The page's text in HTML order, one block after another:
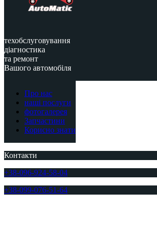
техобслуговування
діагностика
та ремонт
Вашого автомобіля
Про нас
наші послуги
фотогалерея
Запчастини
Корисно знати
Контакти
+38-096-924-58-04
+38-099-076-51-64